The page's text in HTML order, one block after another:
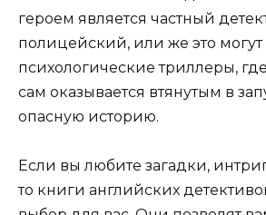
героем является частный
полицейский, или же это могут
психологические триллеры,
сам оказывается втянутым в
опасную историю.
Если вы любите загадки,
то книги английских